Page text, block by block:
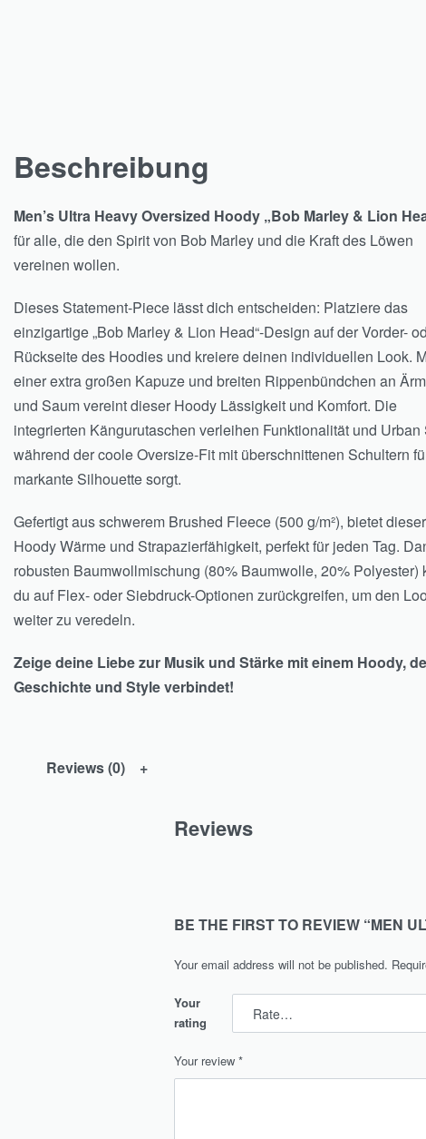
Beschreibung
Men’s Ultra Heavy Oversized Hoody „Bob Marley & Lion
für alle, die den Spirit von Bob Marley und die Kraft des Löwen
vereinen wollen.
Dieses Statement-Piece lässt dich entscheiden: Platziere das
einzigartige „Bob Marley & Lion Head“-Design auf der Vorder-
Rückseite des Hoodies und kreiere deinen individuellen Look.
einer extra großen Kapuze und breiten Rippenbündchen an
und Saum vereint dieser Hoody Lässigkeit und Komfort. Die
integrierten Kängurutaschen verleihen Funktionalität und Urban
während der coole Oversize-Fit mit überschnittenen Schultern
markante Silhouette sorgt.
Gefertigt aus schwerem Brushed Fleece (500 g/m²), bietet dieser
Hoody Wärme und Strapazierfähigkeit, perfekt für jeden Tag.
robusten Baumwollmischung (80% Baumwolle, 20% Polyester)
du auf Flex- oder Siebdruck-Optionen zurückgreifen, um den
weiter zu veredeln.
Zeige deine Liebe zur Musik und Stärke mit einem Hoody,
Geschichte und Style verbindet!
Reviews (0)
Reviews
BE THE FIRST TO REVIEW “MEN
Your email address will not be published.
Your
rating
Your review *